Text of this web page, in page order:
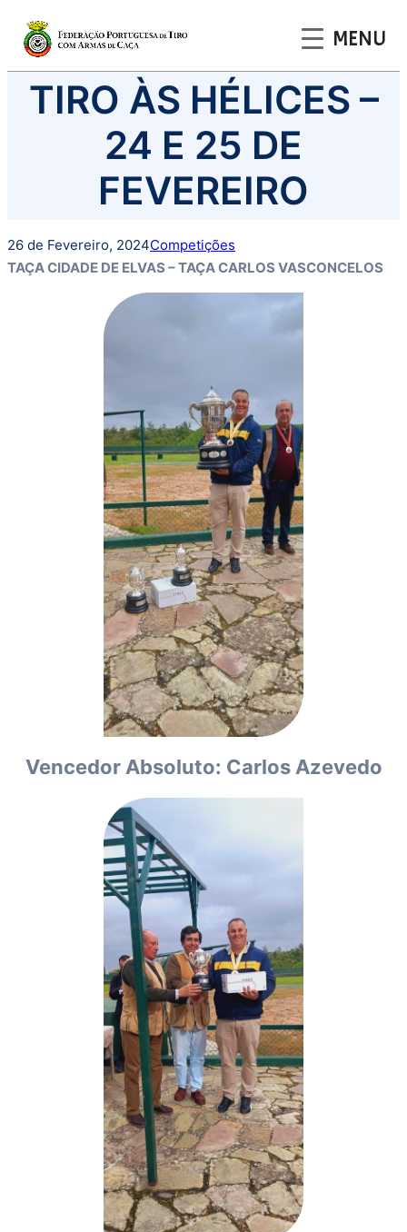
MENU
SaltarTIRO ÀS HÉLICES –
24 E 25 DE
FEVEREIRO
26 de Fevereiro, 2024Competições
TAÇA CIDADE DE ELVAS – TAÇA CARLOS VASCONCELOS
Vencedor Absoluto: Carlos Azevedo